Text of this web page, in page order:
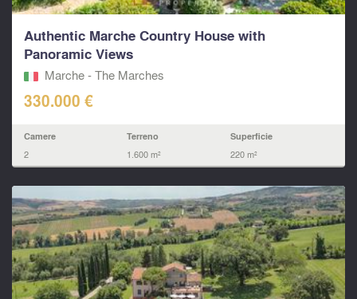
Authentic Marche Country House with
Panoramic Views
Marche - The Marches
330.000 €
Camere
2
Terreno
1.600 m²
Superficie
220 m²